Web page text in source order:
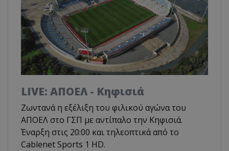
LIVE: ΑΠΟΕΛ - Κηφισιά
Ζωντανά η εξέλιξη του φιλικού αγώνα του
ΑΠΟΕΛ στο ΓΣΠ με αντίπαλο την Κηφισιά.
Έναρξη στις 20:00 και τηλεοπτικά από το
Cablenet Sports 1 HD.